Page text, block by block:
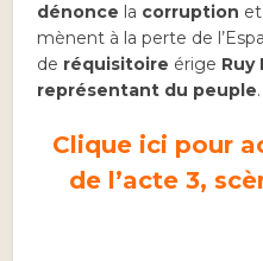
dénonce la corruption et
mènent à la perte de
de réquisitoire érige Ruy
représentant du peuple.
Clique ici pour
de l’acte 3,